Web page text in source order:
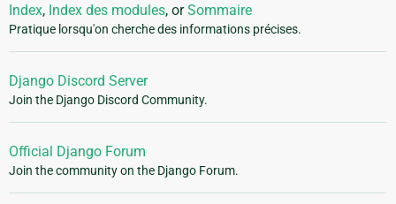
Index, Index des modules, orSommaire
Pratique lorsqu'on cherche des informations précises.
Django Discord Server
Join the Django Discord Community.
Official Django Forum
Join the community on the Django Forum.